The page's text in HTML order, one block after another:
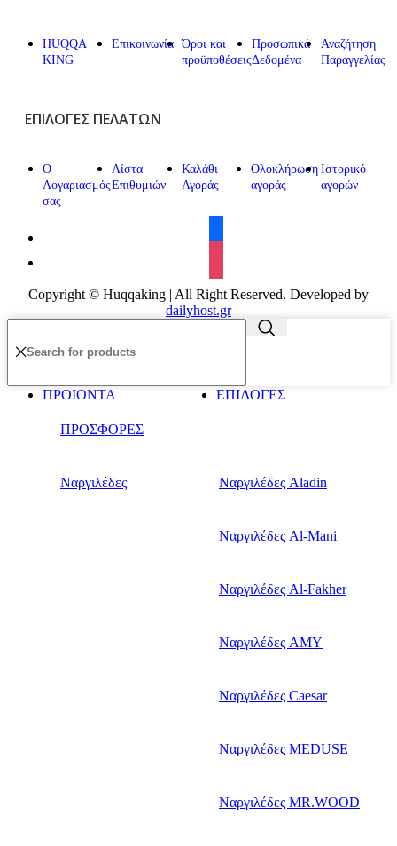
HUQQA
KING
Επικοινωνία Όροι και
προϋποθέσεις
Προσωπικά
Δεδομένα
Αναζήτηση
Παραγγελίας
ΕΠΙΛΟΓΈΣ ΠΕΛΑΤΏΝ
Ο
Λογαριασμός
σας
Λίστα
Επιθυμιών
Καλάθι
Αγοράς
Ολοκλήρωση
αγοράς
Ιστορικό
αγορών
Copyright © Huqqaking | All Right Reserved. Developed by
dailyhost.gr
ΠΡΟΙΟΝΤΑ ΕΠΙΛΟΓΕΣ
ΠΡΟΣΦΟΡΕΣ
Ναργιλέδες Ναργιλέδες Aladin
Ναργιλέδες Al-Mani
Ναργιλέδες Al-Fakher
Ναργιλέδες AΜΥ
Ναργιλέδες Caesar
Ναργιλέδες MEDUSE
Ναργιλέδες MR.WOOD